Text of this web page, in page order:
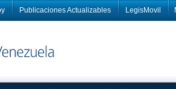
Publicaciones Actualizables LegisMovil